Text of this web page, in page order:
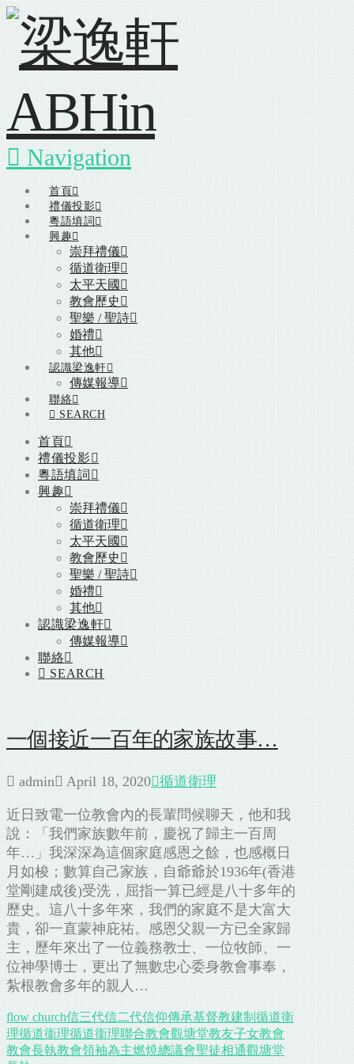
Navigation
首頁
禮儀投影
粵語填詞
興趣
崇拜禮儀
循道衛理
太平天國
教會歷史
聖樂 / 聖詩
婚禮
其他
認識梁逸軒
傳媒報導
聯絡
SEARCH
首頁
禮儀投影
粵語填詞
興趣
崇拜禮儀
循道衛理
太平天國
教會歷史
聖樂 / 聖詩
婚禮
其他
認識梁逸軒
傳媒報導
聯絡
SEARCH
一個接近一百年的家族故事…
admin April 18, 2020 循道衛理
近日致電一位教會內的長輩問候聊天，他和我
說：「我們家族數年前，慶祝了歸主一百周
年…」我深深為這個家庭感恩之餘，也感概日
月如梭；數算自己家族，自爺爺於1936年(香港
堂剛建成後)受洗，屈指一算已經是八十多年的
歷史。這八十多年來，我們的家庭不是大富大
貴，卻一直蒙神庇祐。感恩父親一方已全家歸
主，歷年來出了一位義務教士、一位牧師、一
位神學博士，更出了無數忠心委身教會事奉，
紮根教會多年的親人…
flow church信三代信二代信仰傳承基督教建制 循道衛
理循道衞理循道衞理聯合教會觀塘堂教友子女教會
教會長執教會領袖為主燃燒總議會聖徒相通觀塘堂